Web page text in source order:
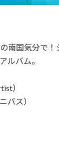
南国気分で
ルバム。
）
バス）